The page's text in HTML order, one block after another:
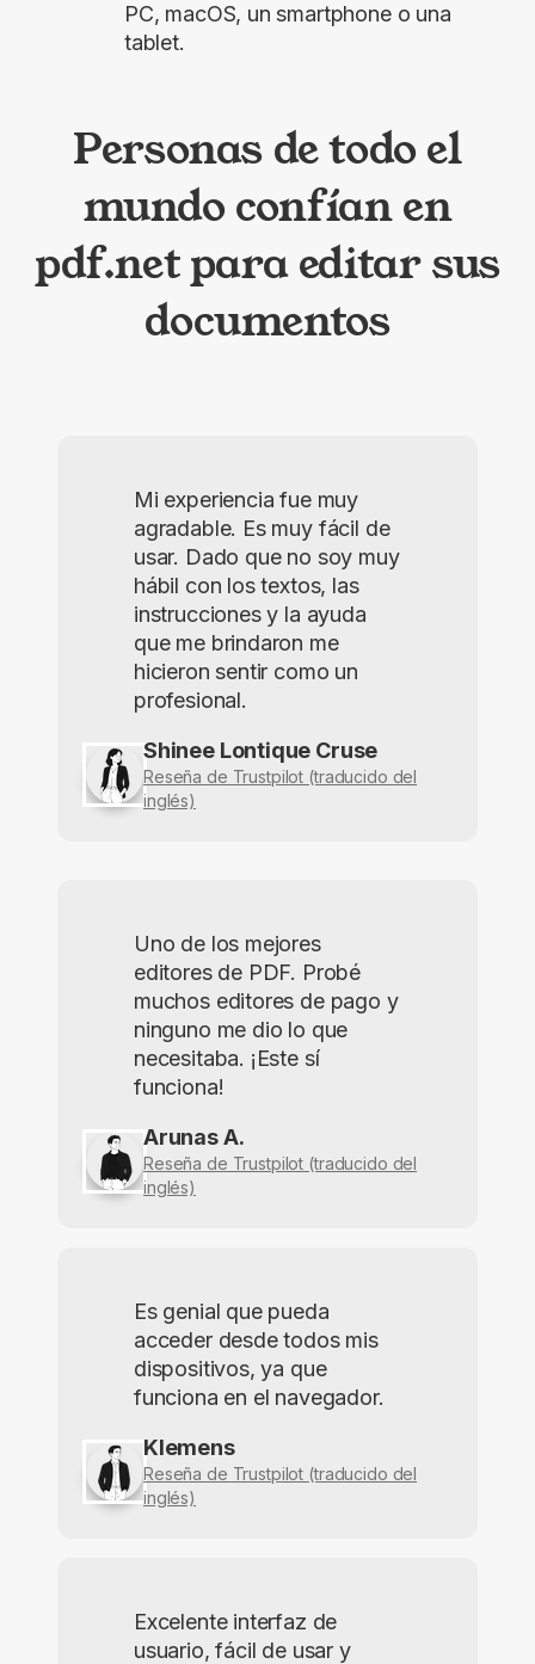
PC, macOS, un smartphone o una
tablet.
Personas de todo el
mundo confían en
pdf.net para editar sus
documentos
Mi experiencia fue muy
agradable. Es muy fácil de
usar. Dado que no soy muy
hábil con los textos, las
instrucciones y la ayuda
que me brindaron me
hicieron sentir como un
profesional.
Shinee Lontique Cruse
Reseña de Trustpilot (traducido del
inglés)
Uno de los mejores
editores de PDF. Probé
muchos editores de pago y
ninguno me dio lo que
necesitaba. ¡Este sí
funciona!
Arunas A.
Reseña de Trustpilot (traducido del
inglés)
Es genial que pueda
acceder desde todos mis
dispositivos, ya que
funciona en el navegador.
Klemens
Reseña de Trustpilot (traducido del
inglés)
Excelente interfaz de
usuario, fácil de usar y